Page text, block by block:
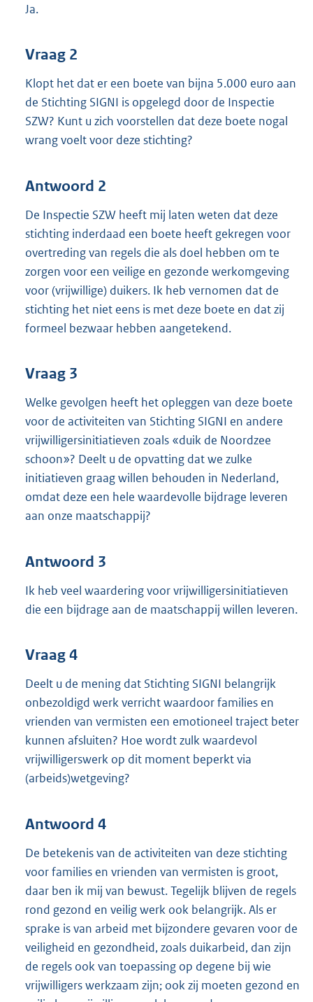
Ja.
Vraag 2
Klopt het dat er een boete van bijna 5.000 euro aan
de Stichting SIGNI is opgelegd door de Inspectie
SZW? Kunt u zich voorstellen dat deze boete nogal
wrang voelt voor deze stichting?
Antwoord 2
De Inspectie SZW heeft mij laten weten dat deze
stichting inderdaad een boete heeft gekregen voor
overtreding van regels die als doel hebben om te
zorgen voor een veilige en gezonde werkomgeving
voor (vrijwillige) duikers. Ik heb vernomen dat de
stichting het niet eens is met deze boete en dat zij
formeel bezwaar hebben aangetekend.
Vraag 3
Welke gevolgen heeft het opleggen van deze boete
voor de activiteiten van Stichting SIGNI en andere
vrijwilligersinitiatieven zoals «duik de Noordzee
schoon»? Deelt u de opvatting dat we zulke
initiatieven graag willen behouden in Nederland,
omdat deze een hele waardevolle bijdrage leveren
aan onze maatschappij?
Antwoord 3
Ik heb veel waardering voor vrijwilligersinitiatieven
die een bijdrage aan de maatschappij willen leveren.
Vraag 4
Deelt u de mening dat Stichting SIGNI belangrijk
onbezoldigd werk verricht waardoor families en
vrienden van vermisten een emotioneel traject beter
kunnen afsluiten? Hoe wordt zulk waardevol
vrijwilligerswerk op dit moment beperkt via
(arbeids)wetgeving?
Antwoord 4
De betekenis van de activiteiten van deze stichting
voor families en vrienden van vermisten is groot,
daar ben ik mij van bewust. Tegelijk blijven de regels
rond gezond en veilig werk ook belangrijk. Als er
sprake is van arbeid met bijzondere gevaren voor de
veiligheid en gezondheid, zoals duikarbeid, dan zijn
de regels ook van toepassing op degene bij wie
vrijwilligers werkzaam zijn; ook zij moeten gezond en